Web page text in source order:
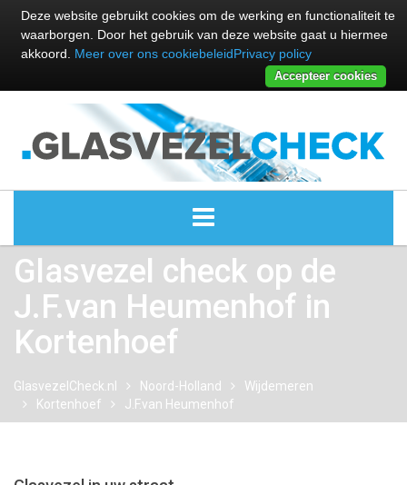
ALLE GLASVEZEL PROVIDERS
GLASVEZEL PROVIDERS
GLASVEZEL ALTERNATIEVEN
Glasvezel check op de
J.F.van Heumenhof in
Kortenhoef
GlasvezelCheck.nl Noord-Holland
Wijdemeren
Kortenhoef
J.F.van Heumenhof
Deze website gebruikt cookies om de werking en functionaliteit te
waarborgen. Door het gebruik van deze website gaat u hiermee
akkoord. Meer over ons cookiebeleidPrivacy policy
Accepteer cookies